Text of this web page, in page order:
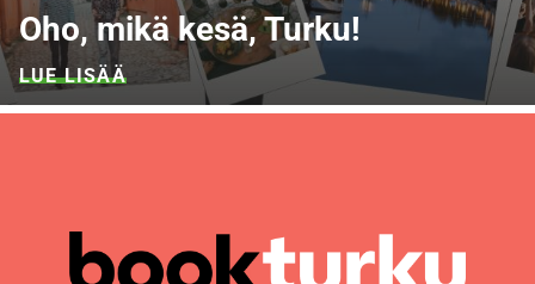
Oho, mikä kesä, Turku!
LUE LISÄÄ